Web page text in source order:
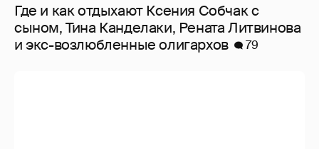
Где и как отдыхают Ксения Собчак с
сыном, Тина Канделаки, Рената Литвинова
и экс-возлюбленные олигархов
79